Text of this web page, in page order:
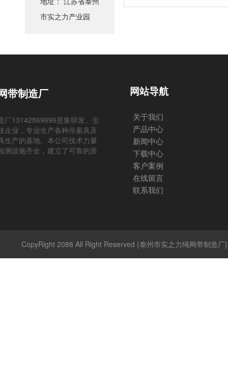
市实之力产业园
带制造厂
厂13142869696是集研发、生
企业，专业生产各种吊索具及
生产的基地。本公司技术力量
测设施齐全，建立了可靠的质
网站导航
关于我们
产品中心
新闻中心
下载中心
客户案例
在线留言
联系我们
CopyRight 2088 All Right Reserved {泰州市实之力绳网带制造